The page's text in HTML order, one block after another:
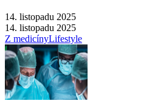
14. listopadu 2025
14. listopadu 2025
Z medicínyLifestyle